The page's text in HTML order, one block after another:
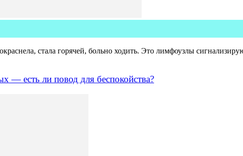
стала горячей, больно ходить. Это лимфоузлы
— есть ли повод для беспокойства?